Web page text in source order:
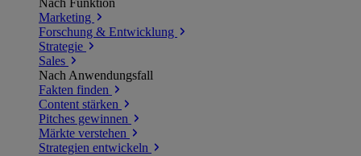
Nach Funktion
Marketing
Forschung & Entwicklung
Strategie
Sales
Nach Anwendungsfall
Fakten finden
Content stärken
Pitches gewinnen
Märkte verstehen
Strategien entwickeln